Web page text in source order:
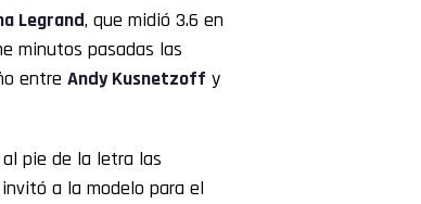
Legrand, que midió 3.6 en
minutos pasadas las
entre Andy Kusnetzoff y
al pie de la letra las
a la modelo para el